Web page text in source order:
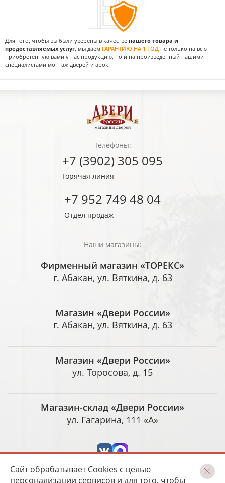
Для того, чтобы вы были уверены в качестве нашего товара и
предоставляемых услуг , мы даем ГАРАНТИЮ НА 1 ГОД не только на всю
приобретенную вами у нас продукцию, но и на произведенный нашими
специалистами монтаж дверей и арок.
Сайт обрабатывает Cookies с целью
персонализации сервисов и для того, чтобы
Телефоны:
+7 (3902) 305 095
Горячая линия
+7 952 749 48 04
Отдел продаж
Наши магазины:
Фирменный магазин «ТОРЕКС»
г. Абакан, ул. Вяткина, д. 63
Магазин «Двери России»
г. Абакан, ул. Вяткина, д. 63
Магазин «Двери России»
ул. Торосова, д. 15
Магазин-склад «Двери России»
ул. Гагарина, 111 «А»